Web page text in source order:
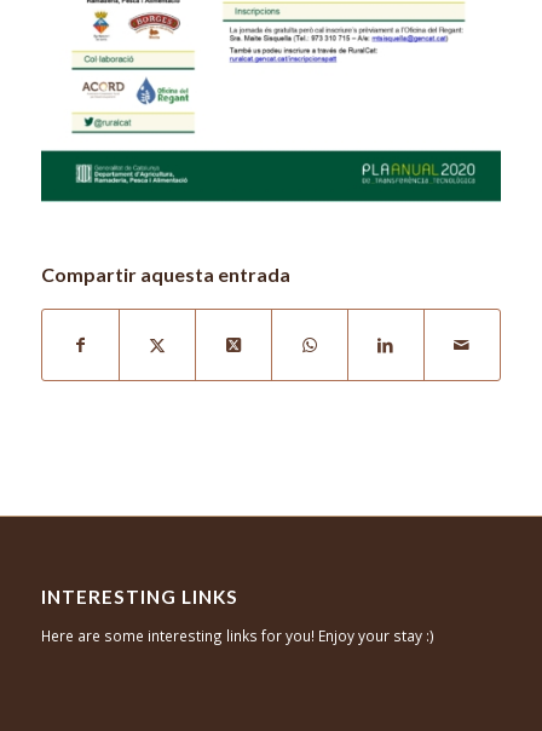
Compartir aquesta entrada
INTERESTING LINKS
Here are some interesting links for you! Enjoy your stay :)